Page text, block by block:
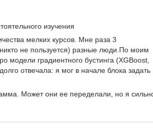
изучения
мелких курсов. Мне раза 3
никто не пользуется) разные люди.По моим
градиентного бустинга (XGBoost,
отвечала: я мог в начале блока задать
Может они ее переделали, но я